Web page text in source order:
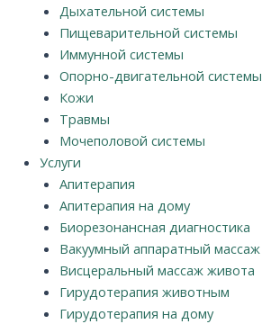
Дыхательной системы
Пищеварительной системы
Иммунной системы
Опорно-двигательной системы
Кожи
Травмы
Мочеполовой системы
Услуги
Апитерапия
Апитерапия на дому
Биорезонансная диагностика
Вакуумный аппаратный массаж
Висцеральный массаж живота
Гирудотерапия животным
Гирудотерапия на дому